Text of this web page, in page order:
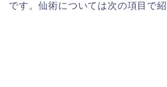
です。仙術については次の項目で紹